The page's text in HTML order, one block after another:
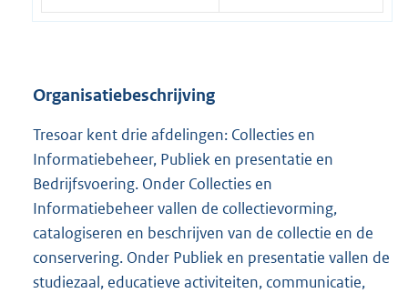
:
i
Organisatiebeschrijving
Tresoar kent drie afdelingen: Collecties en
Informatiebeheer, Publiek en presentatie en
Bedrijfsvoering. Onder Collecties en
Informatiebeheer vallen de collectievorming,
catalogiseren en beschrijven van de collectie en de
conservering. Onder Publiek en presentatie vallen de
studiezaal, educatieve activiteiten, communicatie,